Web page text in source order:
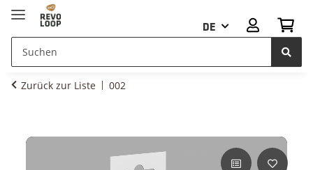
DE
Zurück zur Liste 002